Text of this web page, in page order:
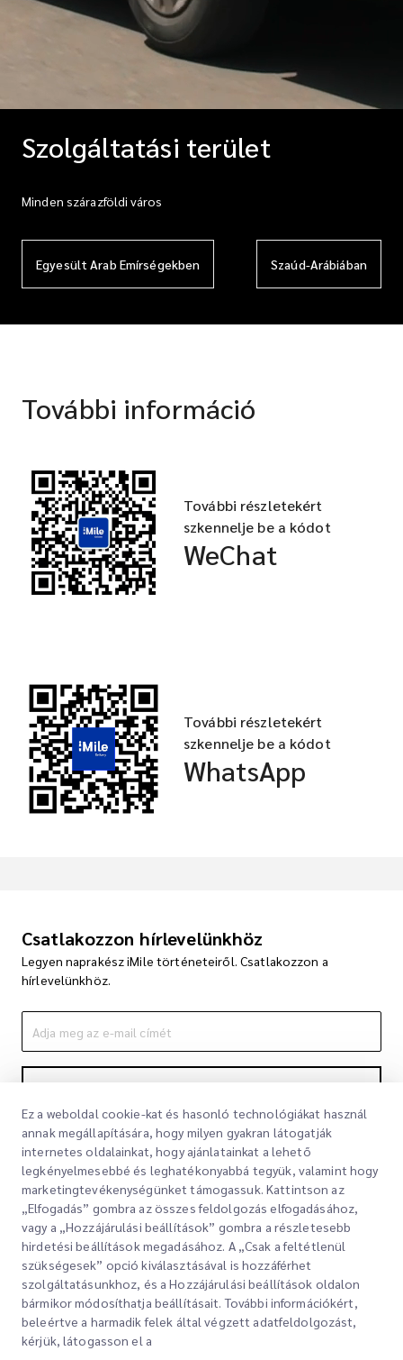
Szolgáltatási terület
Minden szárazföldi város
Egyesült Arab Emírségekben Szaúd-Arábiában
További információ
További részletekért
szkennelje be a kódot
WeChat
További részletekért
szkennelje be a kódot
WhatsApp
Csatlakozzon hírlevelünkhöz
Legyen naprakész iMile történeteiről. Csatlakozzon a
hírlevelünkhöz.
A feliratkozással elfogadja Adatvédelmi nyilatkozatunkat Adatvédelmi
nyilatkozat
Gyorslinkek
Vállalati
Ez a weboldal cookie-kat és hasonló technológiákat használ
annak megállapítására, hogy milyen gyakran látogatják
internetes oldalainkat, hogy ajánlatainkat a lehető
legkényelmesebbé és leghatékonyabbá tegyük, valamint hogy
marketingtevékenységünket támogassuk. Kattintson az
„Elfogadás” gombra az összes feldolgozás elfogadásához,
vagy a „Hozzájárulási beállítások” gombra a részletesebb
hirdetési beállítások megadásához. A „Csak a feltétlenül
szükségesek” opció kiválasztásával is hozzáférhet
szolgáltatásunkhoz, és a Hozzájárulási beállítások oldalon
bármikor módosíthatja beállításait. További információkért,
beleértve a harmadik felek által végzett adatfeldolgozást,
kérjük, látogasson el a